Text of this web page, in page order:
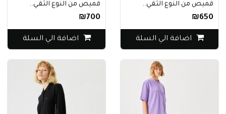
قميص من النوع الثقي..
₪650
اضافة الي السلة
قميص من النوع الثقي..
₪700
اضافة الي السلة